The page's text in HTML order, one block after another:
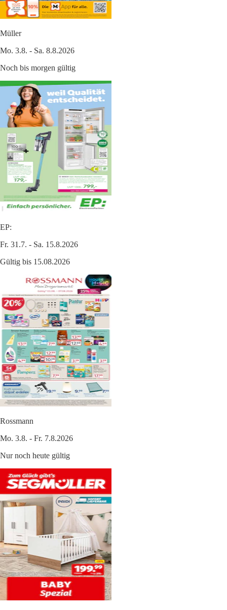
Müller
Mo. 3.8. - Sa. 8.8.2026
Noch bis morgen gültig
EP:
Fr. 31.7. - Sa. 15.8.2026
Gültig bis 15.08.2026
Rossmann
Mo. 3.8. - Fr. 7.8.2026
Nur noch heute gültig